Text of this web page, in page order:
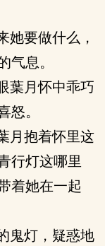
她要做什么，
气息。
葉月怀中乖巧
怒。
月抱着怀里这
行灯这哪里
着她在一起
鬼灯，疑惑地